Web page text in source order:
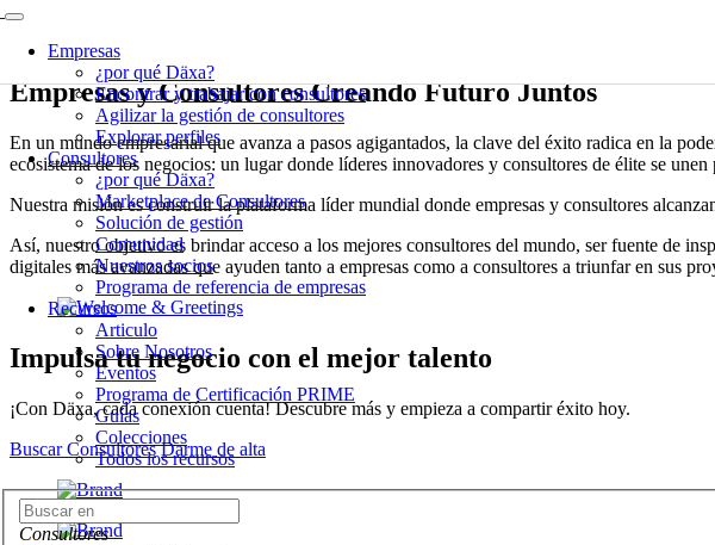
Empresas
¿por qué Däxa?
Encontrar y trabajar con consultores
Agilizar la gestión de consultores
Explorar perfiles
Consultores
¿por qué Däxa?
Marketplace de Consultores
Solución de gestión
Comunidad
Nuestros socios
Programa de referencia de empresas
Recursos
Articulo
Sobre Nosotros
Eventos
Programa de Certificación PRIME
Guías
Colecciones
Todos los recursos
Consultores
Conectamos expertos y marcas para transformar el mundo de los negocios
Empresas y Consultores Creando Futuro Juntos
En un mundo empresarial que avanza a pasos agigantados, la clave del éxito radica en la
ecosistema de los negocios: un lugar donde líderes innovadores y consultores de élite se
Nuestra misión es construir la plataforma líder mundial donde empresas y consultores
Así, nuestro objetivo es brindar acceso a los mejores consultores del mundo, ser fuente de
digitales más avanzadas que ayuden tanto a empresas como a consultores a triunfar en sus
Impulsa tu negocio con el mejor talento
¡Con Däxa, cada conexión cuenta! Descubre más y empieza a compartir éxito hoy.
Buscar Consultores Darme de alta